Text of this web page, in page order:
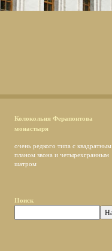
Колокольня Ферапонтова
монастыря
очень редкого типа с квадратным
планом звона и четырехгранным
шатром
Поиск